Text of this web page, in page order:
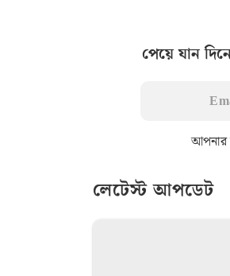
পেয়ে যান
আপনার
লেটেস্ট আপডেট